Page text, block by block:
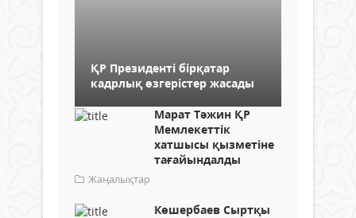
ҚР Президенті бірқатар
кадрлық өзгерістер жасады
Марат Тәжин ҚР
Мемлекеттік
хатшысы қызметіне
тағайындалды
Жаңалықтар
Көшербаев Сыртқы